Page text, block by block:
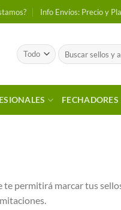
Info Envíos: Precio y
Buscar
por:
FECHADORES
te permitirá marcar tus